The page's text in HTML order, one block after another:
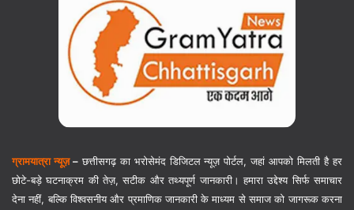
ग्रामयात्रा न्यूज़–छत्तीसगढ़ का भरोसेमंद डिजिटल न्यूज़ पोर्टल, जहां आपको मिलती है हर
छोटे-बड़े घटनाक्रम की तेज़, सटीक और तथ्यपूर्ण जानकारी। हमारा उद्देश्य सिर्फ समाचार
देना नहीं, बल्कि विश्वसनीय और प्रमाणिक जानकारी के माध्यम से समाज को जागरूक करना